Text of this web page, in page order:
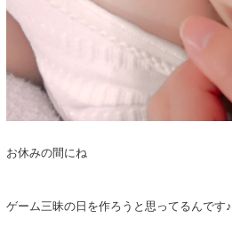
お休みの間にね
ゲーム三昧の日を作ろうと思ってるんです♪